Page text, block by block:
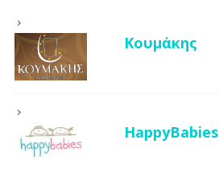
Κουμάκης
HappyBabies